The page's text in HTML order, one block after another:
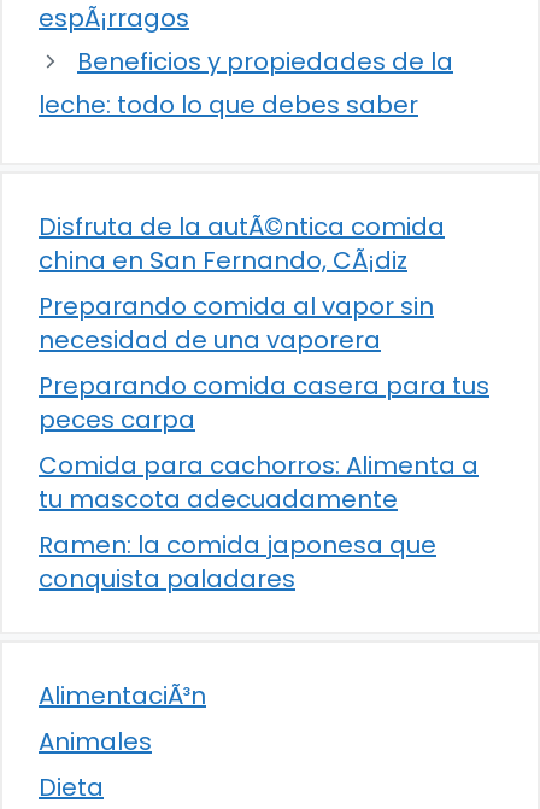
espÃ¡rragos
Beneficios y propiedades de la
leche: todo lo que debes saber
Disfruta de la autÃ©ntica comida
china en San Fernando, CÃ¡diz
Preparando comida al vapor sin
necesidad de una vaporera
Preparando comida casera para tus
peces carpa
Comida para cachorros: Alimenta a
tu mascota adecuadamente
Ramen: la comida japonesa que
conquista paladares
AlimentaciÃ³n
Animales
Dieta